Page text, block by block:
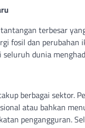
terbesar
fosil dan
dunia
berbagai sektor.
atau bahkan
pengangguran.